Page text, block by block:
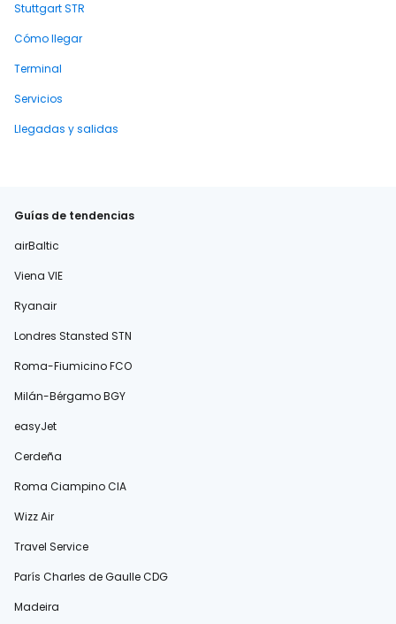
Stuttgart STR
Cómo llegar
Terminal
Servicios
Llegadas y salidas
Guías de tendencias
airBaltic
Viena VIE
Ryanair
Londres Stansted STN
Roma-Fiumicino FCO
Milán-Bérgamo BGY
easyJet
Cerdeña
Roma Ciampino CIA
Wizz Air
Travel Service
París Charles de Gaulle CDG
Madeira